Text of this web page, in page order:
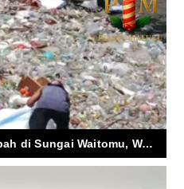
Hujan Picu Ledakan Sampah di Sungai Waitomu, Wali Kota Ambon Minta Warga Berhenti Buang Sampah Sembarangan